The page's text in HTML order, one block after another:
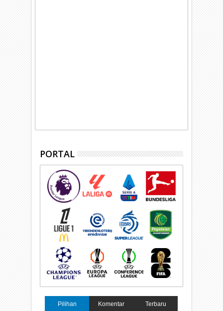
PORTAL
Pilihan Komentar Terbaru